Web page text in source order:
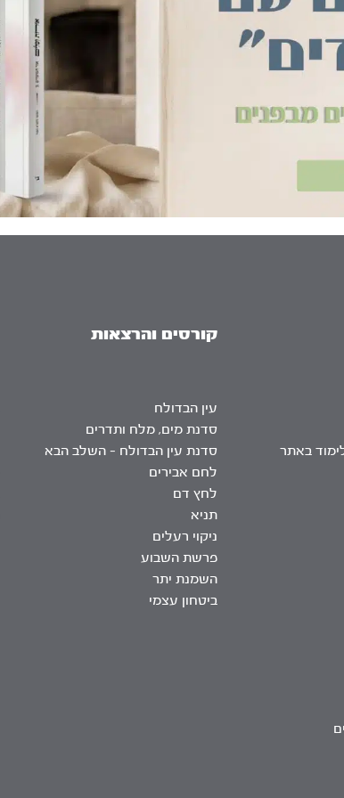
באתר
קורסים והרצאות
עין הבדולח
סדנת מים, מלח ותדרים
סדנת עין הבדולח – השלב הבא
לחם אבירים
לחץ דם
תניא
ניקוי רעלים
פרשת השבוע
השמנת יתר
ביטחון עצמי